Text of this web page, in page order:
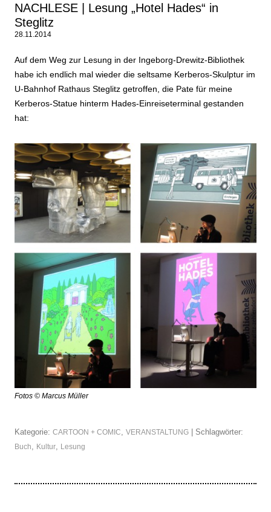
NACHLESE | Lesung „Hotel Hades“ in
Steglitz
28.11.2014
Auf dem Weg zur Lesung in der Ingeborg-Drewitz-Bibliothek
habe ich endlich mal wieder die seltsame Kerberos-Skulptur im
U-Bahnhof Rathaus Steglitz getroffen, die Pate für meine
Kerberos-Statue hinterm Hades-Einreiseterminal gestanden
hat:
Fotos © Marcus Müller
Kategorie: CARTOON + COMIC VERANSTALTUNG | Schlagwörter:
Buch Kultur Lesung